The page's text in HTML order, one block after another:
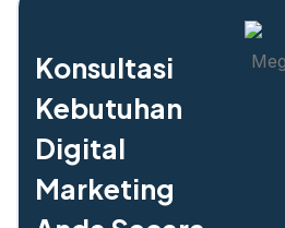
Konsultasi
Kebutuhan
Digital
Marketing